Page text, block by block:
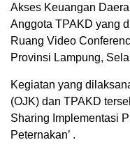
Akses Keuangan
Anggota TPAKD yang
Ruang Video
Provinsi Lampung,
Kegiatan yang
(OJK) dan TPAKD
Sharing Implementasi
Peternakan’ .